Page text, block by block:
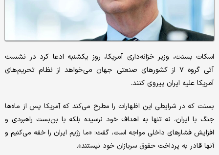
اسکات بسنت، وزیر خزانه‌داری آمریکا، روز یکشنبه ادعا کرد در نشست
آتی گروه ۷ از کشورهای صنعتی جهان می‌خواهد از نظام تحریم‌های
آمریکا علیه ایران پیروی کنند.
بسنت که در شرایطی این اظهارات را مطرح می‌کند که آمریکا پس از ماه‌ها
جنگ با ایران، نه تنها به اهداف خود نرسیده بلکه با بن‌بست راهبردی و
افزایش فشارهای داخلی مواجه است، گفت: «ما رژیم ایران را خفه می‌کنیم و
آنها قادر به پرداخت حقوق سربازان خود نیستند».